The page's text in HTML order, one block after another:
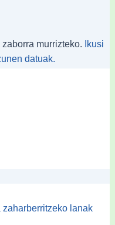
murrizteko.
Ikusi
datuak.
lanak